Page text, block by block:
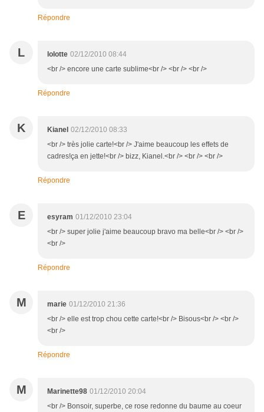
Répondre
L lolotte 02/12/2010 08:44
<br /> encore une carte sublime<br /> <br /> <br />
Répondre
K Kianel 02/12/2010 08:33
<br /> très jolie carte!<br /> J'aime beaucoup les effets de
cadres!ça en jette!<br /> bizz, Kianel.<br /> <br /> <br />
Répondre
E esyram 01/12/2010 23:04
<br /> super jolie j'aime beaucoup bravo ma belle<br /> <br />
<br />
Répondre
M marie 01/12/2010 21:36
<br /> elle est trop chou cette carte!<br /> Bisous<br /> <br />
<br />
Répondre
M Marinette98 01/12/2010 20:04
<br /> Bonsoir, superbe, ce rose redonne du baume au coeur